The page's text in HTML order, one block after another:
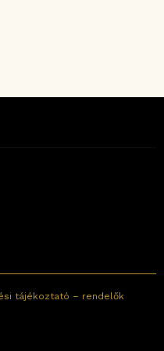
tájékoztató – rendelők